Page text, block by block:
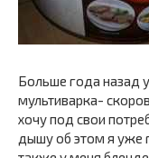
Больше года назад
мультиварка-
хочу под свои
дышу об этом я уже